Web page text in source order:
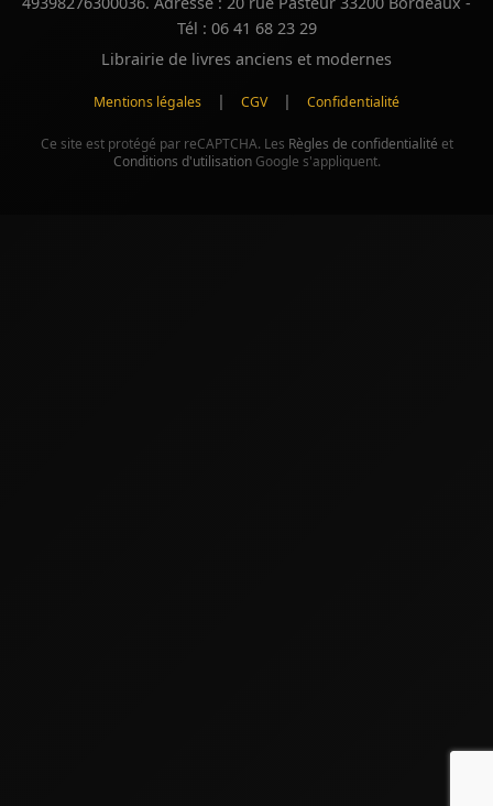
Tél : 06 41 68 23 29
Librairie de livres anciens et modernes
Mentions légales | CGV | Confidentialité
Ce site est protégé par reCAPTCHA. Les Règles de confidentialité et
Conditions d'utilisationGoogle s'appliquent.